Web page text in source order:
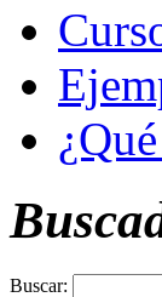
Buscar: